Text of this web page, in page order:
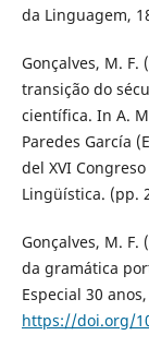
da Linguagem,
Gonçalves, M.
transição do
científica. In A.
Paredes García
del XVI
Lingüística. (pp.
Gonçalves, M. F.
da gramática
Especial 30
https://doi.org/